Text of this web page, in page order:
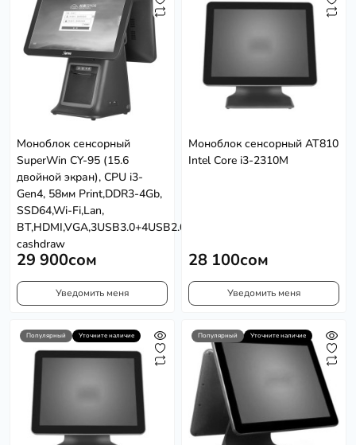
Моноблок сенсорный
SuperWin CY-95 (15.6
двойной экран), CPU i3-
Gen4, 58мм Print,DDR3-4Gb,
SSD64,Wi-Fi,Lan,
BT,HDMI,VGA,3USB3.0+4USB2.0,Port
cashdraw
29 900сом
Уведомить меня
Моноблок сенсорный AT810
Intel Core i3-2310M
28 100сом
Уведомить меня
Популярный Уточните наличие Популярный Уточните наличие